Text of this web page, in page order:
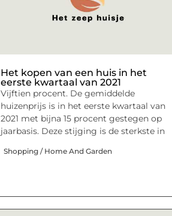
Het kopen van een huis in het
eerste kwartaal van 2021
Vijftien procent. De gemiddelde
huizenprijs is in het eerste kwartaal van
2021 met bijna 15 procent gestegen op
jaarbasis. Deze stijging is de sterkste in
Shopping / Home And Garden